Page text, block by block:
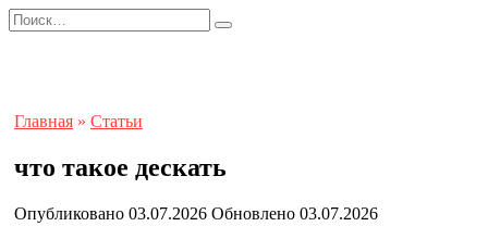
Перейти
к
Search
for:
Главная » Статьи
что такое дескать
Опубликовано 03.07.2026 Обновлено 03.07.2026